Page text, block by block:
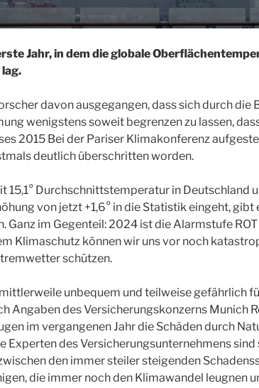
Jahr, in dem die globale
davon ausgegangen, dass sich durch die
wenigstens soweit begrenzen zu lassen,
2015 Bei der Pariser Klimakonferenz
deutlich überschritten worden.
15,1° Durchschnittstemperatur in Deutschland
von jetzt +1,6° in die Statistik eingeht, gibt
Ganz im Gegenteil: 2024 ist die Alarmstufe
Klimaschutz können wir uns vor noch
schützen.
unbequem und teilweise gefährlich
Angaben des Versicherungskonzerns Munich
im vergangenen Jahr die Schäden durch
Experten des Versicherungsunternehmens sind
den immer steiler steigenden
die immer noch den Klimawandel leugnen